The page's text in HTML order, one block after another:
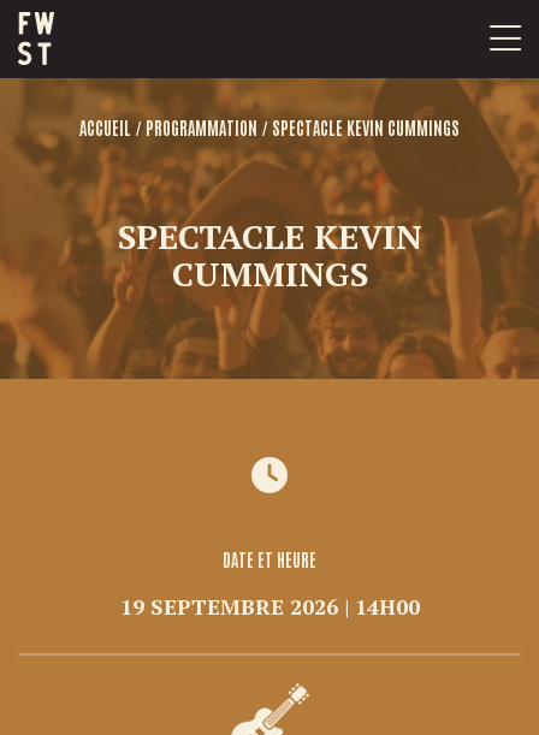
Passer
au
contenu
ACCUEIL / PROGRAMMATION / SPECTACLE KEVIN CUMMINGS
SPECTACLE KEVIN
CUMMINGS
DATE ET HEURE
19 SEPTEMBRE 2026 | 14H00